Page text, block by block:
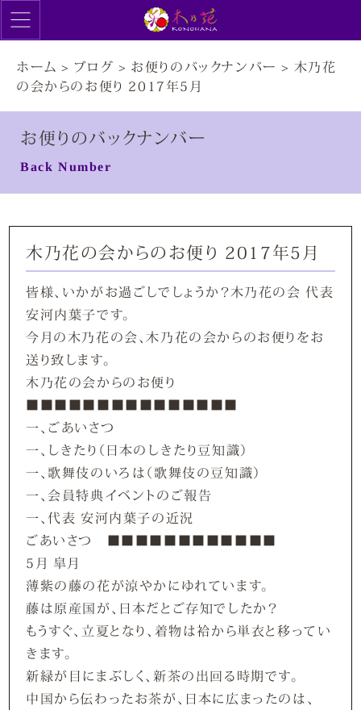
ホーム > ブログ > お便りのバックナンバー > 木乃花
の会からのお便り 2017年5月
お便りのバックナンバー
Back Number
木乃花の会からのお便り 2017年5月
皆様、いかがお過ごしでしょうか？木乃花の会 代表
安河内葉子です。
今月の木乃花の会、木乃花の会からのお便りをお
送り致します。
木乃花の会からのお便り
■■■■■■■■■■■■■■■
一、ごあいさつ
一、しきたり（日本のしきたり豆知識）
一、歌舞伎のいろは（歌舞伎の豆知識）
一、会員特典イベントのご報告
一、代表 安河内葉子の近況
ごあいさつ ■■■■■■■■■■■■
5月 皐月
薄紫の藤の花が涼やかにゆれています。
藤は原産国が、日本だとご存知でしたか？
もうすぐ、立夏となり、着物は袷から単衣と移ってい
きます。
新緑が目にまぶしく、新茶の出回る時期です。
中国から伝わったお茶が、日本に広まったのは、